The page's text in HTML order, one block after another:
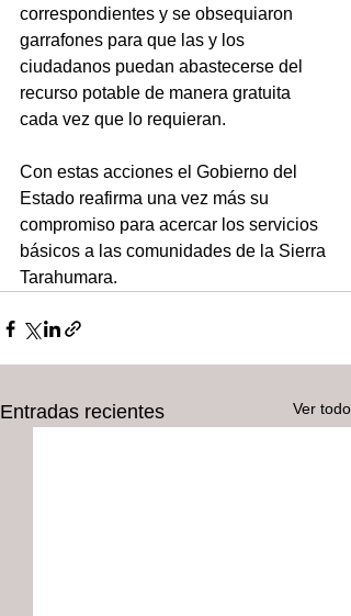
correspondientes y se obsequiaron
garrafones para que las y los
ciudadanos puedan abastecerse del
recurso potable de manera gratuita
cada vez que lo requieran.
Con estas acciones el Gobierno del
Estado reafirma una vez más su
compromiso para acercar los servicios
básicos a las comunidades de la Sierra
Tarahumara.
Entradas recientes Ver todo